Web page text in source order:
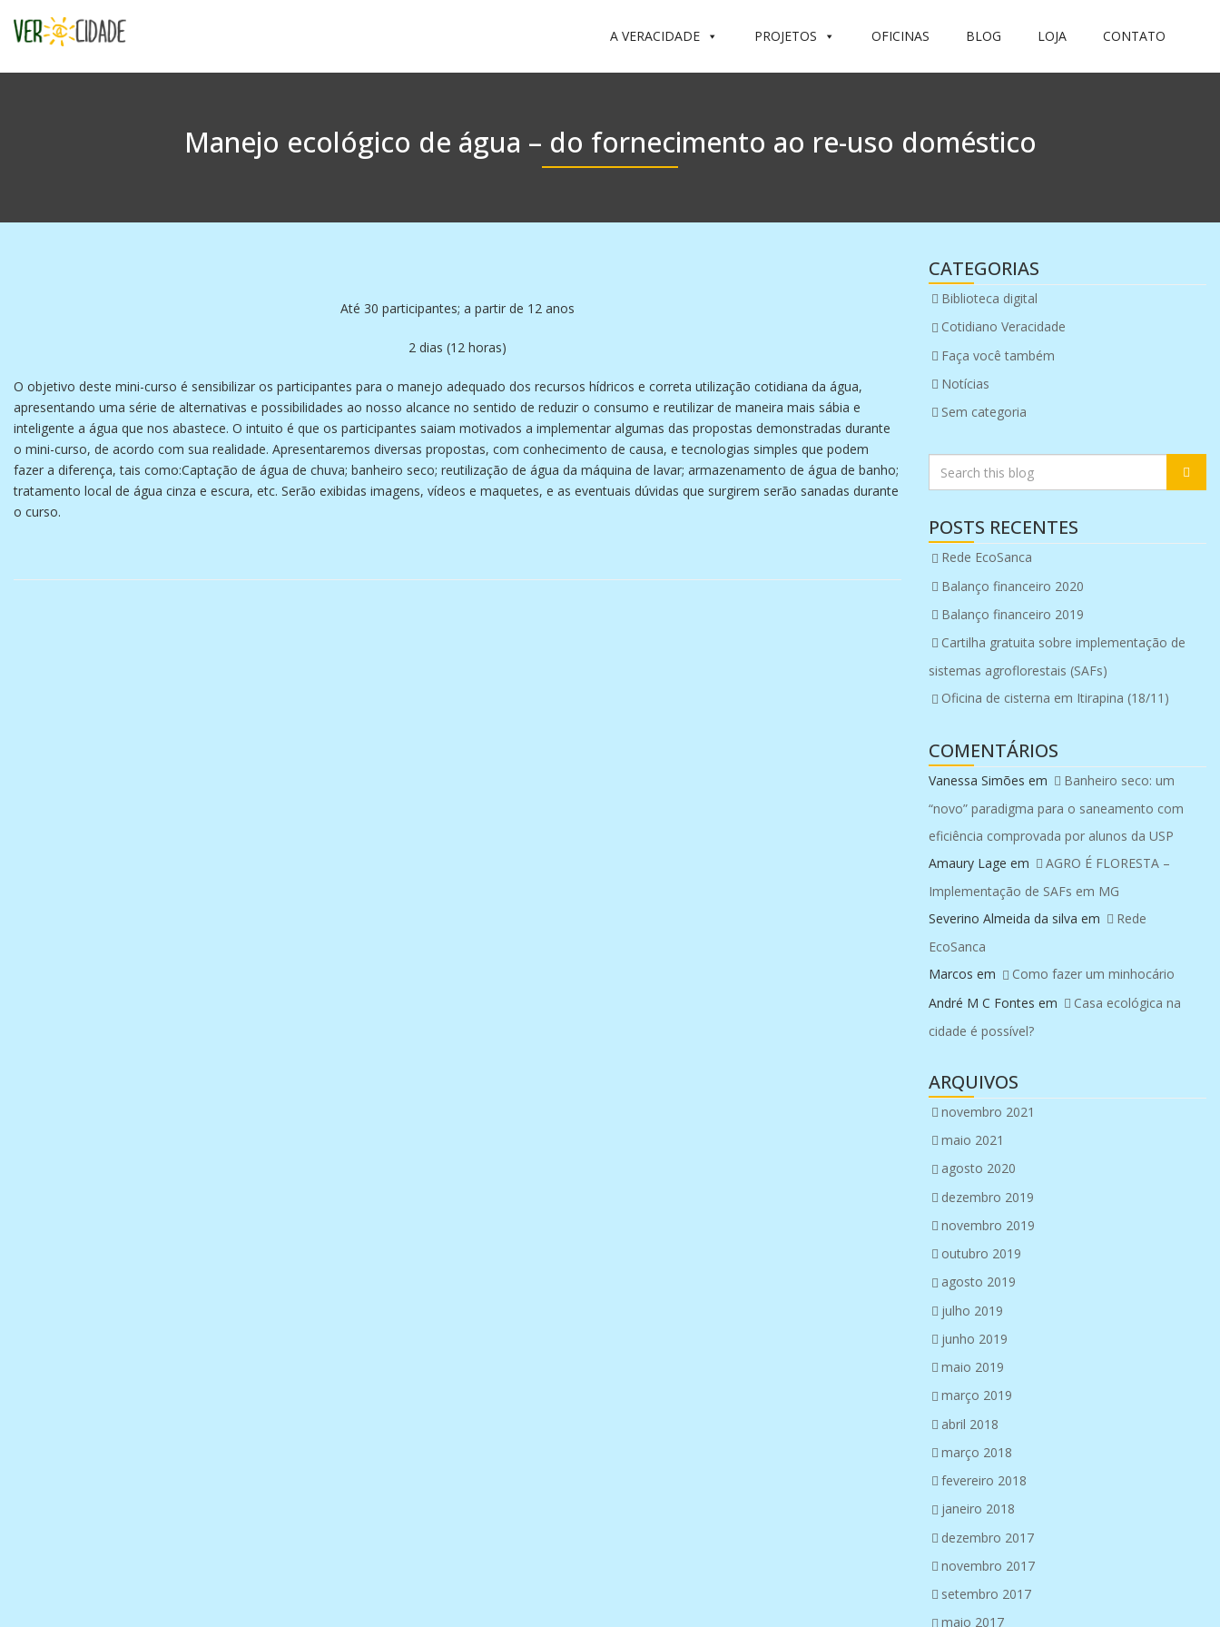
A VERACIDADE PROJETOS OFICINAS BLOG LOJA CONTATO
Manejo ecológico de água – do fornecimento ao re-uso doméstico
Até 30 participantes; a partir de 12 anos
2 dias (12 horas)
O objetivo deste mini-curso é sensibilizar os participantes para o manejo adequado dos recursos hídricos e correta utilização cotidiana da água,
apresentando uma série de alternativas e possibilidades ao nosso alcance no sentido de reduzir o consumo e reutilizar de maneira mais sábia e
inteligente a água que nos abastece. O intuito é que os participantes saiam motivados a implementar algumas das propostas demonstradas durante
o mini-curso, de acordo com sua realidade. Apresentaremos diversas propostas, com conhecimento de causa, e tecnologias simples que podem
fazer a diferença, tais como:Captação de água de chuva; banheiro seco; reutilização de água da máquina de lavar; armazenamento de água de banho;
tratamento local de água cinza e escura, etc. Serão exibidas imagens, vídeos e maquetes, e as eventuais dúvidas que surgirem serão sanadas durante
o curso.
CATEGORIAS
Biblioteca digital
Cotidiano Veracidade
Faça você também
Notícias
Sem categoria
POSTS RECENTES
Rede EcoSanca
Balanço financeiro 2020
Balanço financeiro 2019
Cartilha gratuita sobre implementação de
sistemas agroflorestais (SAFs)
Oficina de cisterna em Itirapina (18/11)
COMENTÁRIOS
Vanessa Simões em
Banheiro seco: um
“novo” paradigma para o saneamento com
eficiência comprovada por alunos da USP
Amaury Lage em
AGRO É FLORESTA –
Implementação de SAFs em MG
Severino Almeida da silva em
Rede
EcoSanca
Marcos em
Como fazer um minhocário
André M C Fontes em
Casa ecológica na
cidade é possível?
ARQUIVOS
novembro 2021
maio 2021
agosto 2020
dezembro 2019
novembro 2019
outubro 2019
agosto 2019
julho 2019
junho 2019
maio 2019
março 2019
abril 2018
março 2018
fevereiro 2018
janeiro 2018
dezembro 2017
novembro 2017
setembro 2017
maio 2017